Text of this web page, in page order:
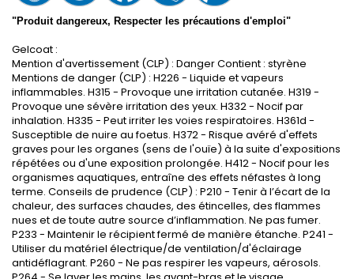
"Produit dangereux, Respecter les précautions d'emploi"
Gelcoat :
Mention d'avertissement (CLP) : Danger Contient : styrène
Mentions de danger (CLP) : H226 - Liquide et vapeurs
inflammables. H315 - Provoque une irritation cutanée. H319 -
Provoque une sévère irritation des yeux. H332 - Nocif par
inhalation. H335 - Peut irriter les voies respiratoires. H361d -
Susceptible de nuire au foetus. H372 - Risque avéré d'effets
graves pour les organes (sens de l'ouïe) à la suite d'expositions
répétées ou d'une exposition prolongée. H412 - Nocif pour les
organismes aquatiques, entraîne des effets néfastes à long
terme. Conseils de prudence (CLP) : P210 - Tenir à l’écart de la
chaleur, des surfaces chaudes, des étincelles, des flammes
nues et de toute autre source d’inflammation. Ne pas fumer.
P233 - Maintenir le récipient fermé de manière étanche. P241 -
Utiliser du matériel électrique/de ventilation/d'éclairage
antidéflagrant. P260 - Ne pas respirer les vapeurs, aérosols.